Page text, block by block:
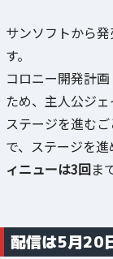
サンソフトから
す。
コロニー開発計
ため、主人公ジ
ステージを進む
で、ステージを進
ィニューは3回ま
配信は5月20